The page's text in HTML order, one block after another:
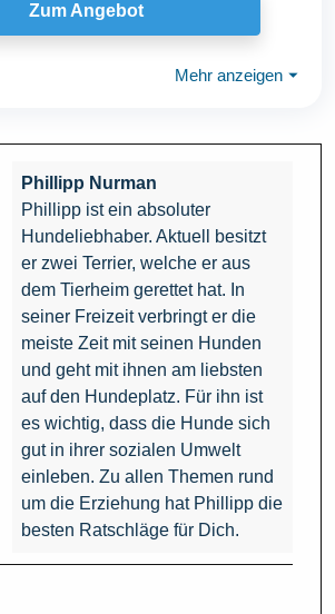
Zum Angebot
Mehr anzeigen ⏷
Phillipp Nurman
Phillipp ist ein absoluter
Hundeliebhaber. Aktuell besitzt
er zwei Terrier, welche er aus
dem Tierheim gerettet hat. In
seiner Freizeit verbringt er die
meiste Zeit mit seinen Hunden
und geht mit ihnen am liebsten
auf den Hundeplatz. Für ihn ist
es wichtig, dass die Hunde sich
gut in ihrer sozialen Umwelt
einleben. Zu allen Themen rund
um die Erziehung hat Phillipp die
besten Ratschläge für Dich.